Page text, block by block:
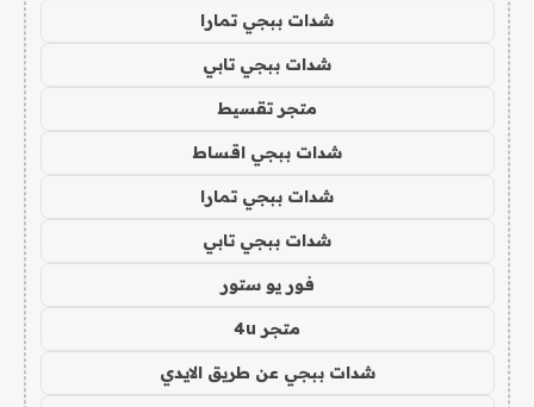
شدات ببجي تمارا
شدات ببجي تابي
متجر تقسيط
شدات ببجي اقساط
شدات ببجي تمارا
شدات ببجي تابي
فور يو ستور
متجر 4u
شدات ببجي عن طريق الايدي